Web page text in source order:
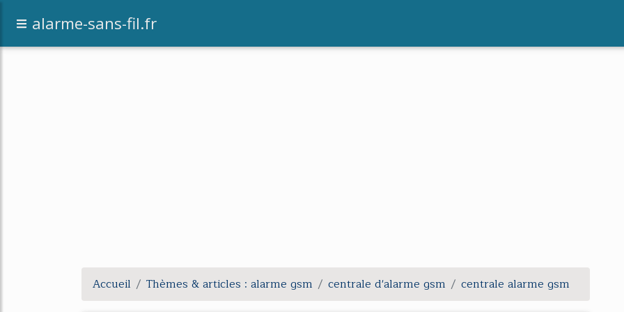
alarme-sans-fil.fr
Accueil Thèmes & articles : alarme gsm centrale d'alarme gsm centrale alarme gsm